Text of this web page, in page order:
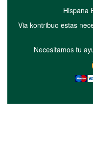
Hispana
Via kontribuo estas
Necesitamos tu